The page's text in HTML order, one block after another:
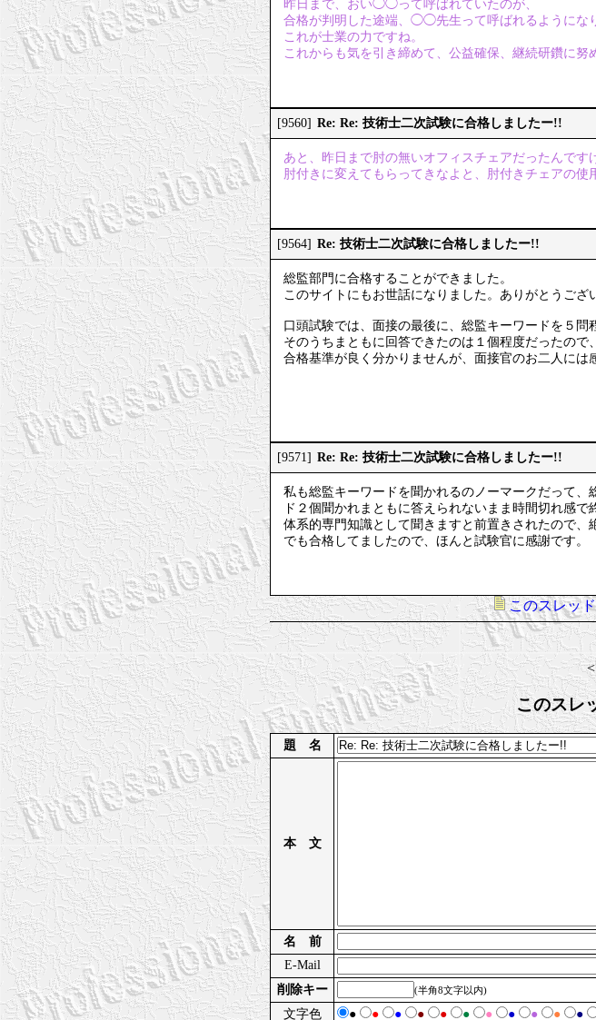
昨日まで、おい◯◯って呼ばれていたのが、
合格が判明した途端、◯◯先生って呼ばれるようにな
これが士業の力ですね。
これからも気を引き締めて、公益確保、継続研鑽に努
[9560] Re: Re: 技術士二次試験に合格しましたー!!
あと、昨日まで肘の無いオフィスチェアだったんです
肘付きに変えてもらってきなよと、肘付きチェアの使
[9564] Re: 技術士二次試験に合格しましたー!!
総監部門に合格することができました。
このサイトにもお世話になりました。ありがとうござ
口頭試験では、面接の最後に、総監キーワードを５問
そのうちまともに回答できたのは１個程度だったので
合格基準が良く分かりませんが、面接官のお二人には
[9571] Re: Re: 技術士二次試験に合格しましたー!!
私も総監キーワードを聞かれるのノーマークだって
ド２個聞かれまともに答えられないまま時間切れ感で
体系的専門知識として聞きますと前置きされたので、
でも合格してましたので、ほんと試験官に感謝です。
このスレッ
このスレ
題 名
本 文
名 前
E-Mail
削除キー
(半角8文字以内)
文字色 ● ● ● ● ● ● ● ● ● ● ●